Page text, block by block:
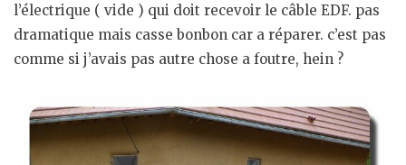
l’électrique ( vide ) qui doit recevoir le câble EDF. pas
dramatique mais casse bonbon car a réparer. c’est pas
comme si j’avais pas autre chose a foutre, hein ?